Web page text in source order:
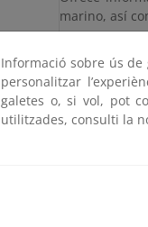
marino, así
Contenido:
Portada
Capítulo
Informació sobre ús
personalitzar
galetes o, si vol, pot
utilitzades, consulti la